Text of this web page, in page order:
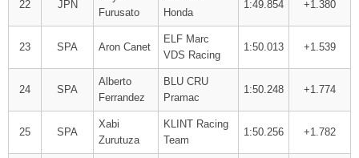
22 JPN
Furusato
Honda
1:49.854 +1.380
23 SPA Aron Canet
ELF Marc
VDS Racing
1:50.013 +1.539
24 SPA
Alberto
Ferrandez
BLU CRU
Pramac
1:50.248 +1.774
25 SPA
Xabi
Zurutuza
KLINT Racing
Team
1:50.256 +1.782